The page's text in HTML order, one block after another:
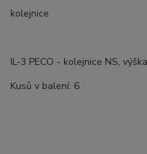
kolejnice
IL-3 PECO - kolejnice NS,
Kusů v balení: 6